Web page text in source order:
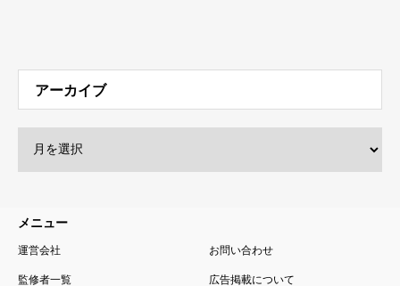
メニュー
運営会社 お問い合わせ
免責事項
サイトマップ